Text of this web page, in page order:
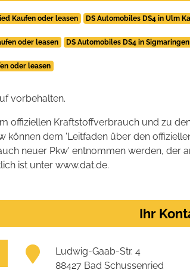
Kaufen oder leasen DS Automobiles DS4 in Ulm
oder leasen DS Automobiles DS4 in
oder leasen
vorbehalten.
offiziellen Kraftstoffverbrauch und zu
können dem 'Leitfaden über den
neuer Pkw' entnommen werden, der
ist unter www.dat.de.
Ihr
Ludwig-Gaab-Str. 4
88427 Bad Schussenried